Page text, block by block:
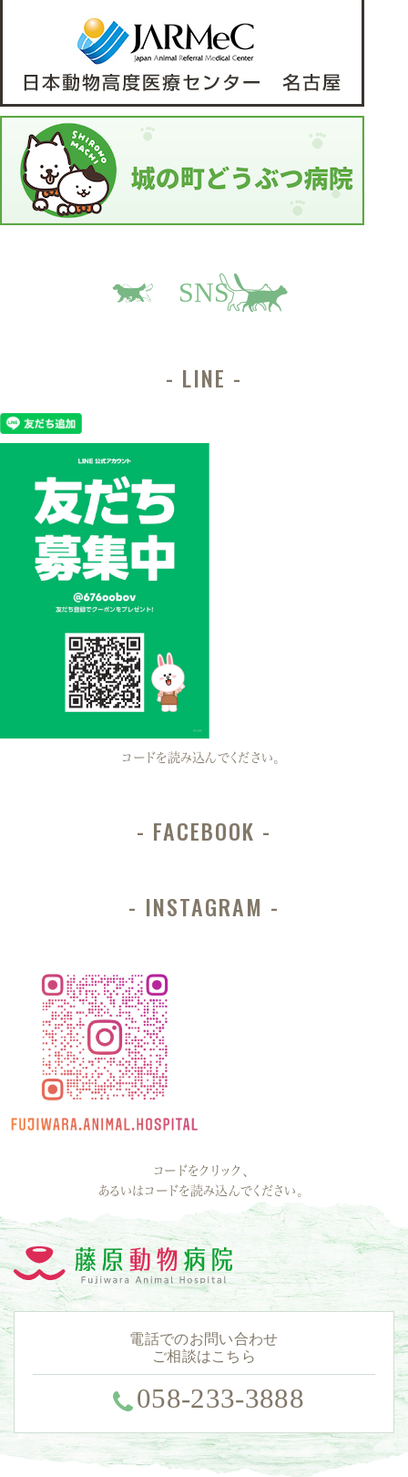
SNS
LINE
コードを読み込んでください。
FACEBOOK
INSTAGRAM
コードをクリック、
あるいはコードを読み込んでください。
電話でのお問い合わせ
ご相談はこちら
058-233-3888